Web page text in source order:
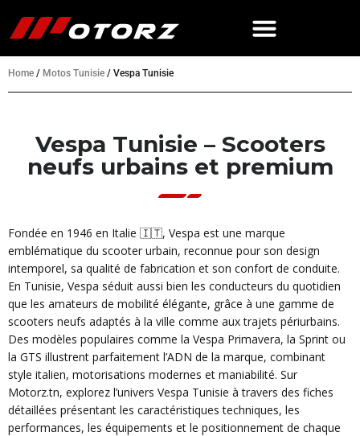
Home / Motos Tunisie / Vespa Tunisie
Vespa Tunisie – Scooters
neufs urbains et premium
Fondée en 1946 en Italie 🇮🇹, Vespa est une marque
emblématique du scooter urbain, reconnue pour son design
intemporel, sa qualité de fabrication et son confort de conduite.
En Tunisie, Vespa séduit aussi bien les conducteurs du quotidien
que les amateurs de mobilité élégante, grâce à une gamme de
scooters neufs adaptés à la ville comme aux trajets périurbains.
Des modèles populaires comme la Vespa Primavera, la Sprint ou
la GTS illustrent parfaitement l’ADN de la marque, combinant
style italien, motorisations modernes et maniabilité. Sur
Motorz.tn, explorez l’univers Vespa Tunisie à travers des fiches
détaillées présentant les caractéristiques techniques, les
performances, les équipements et le positionnement de chaque